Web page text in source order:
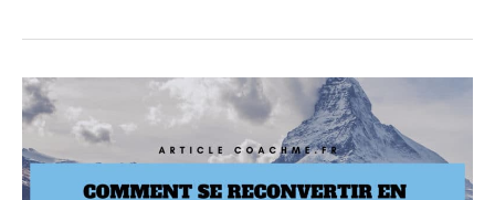
de
demande
de
prêt
immobilier